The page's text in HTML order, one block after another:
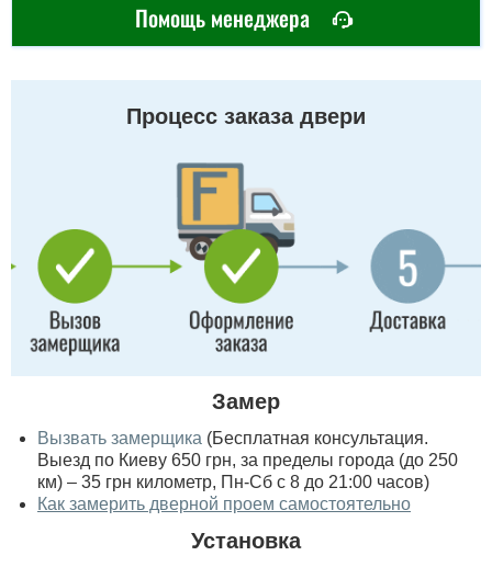
Помощь менеджера
Процесс заказа двери
Замер
Вызвать замерщика (Бесплатная консультация.
Выезд по Киеву 650 грн, за пределы города (до 250
км) – 35 грн километр, Пн-Сб с 8 до 21:00 часов)
Как замерить дверной проем самостоятельно
Установка